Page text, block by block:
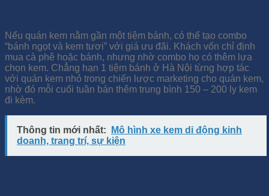
Nếu quán kem nằm gần một tiệm bánh, có thể tạo combo
“bánh ngọt và kem tươi” với giá ưu đãi. Khách vốn chỉ định
mua cà phê hoặc bánh, nhưng nhờ combo họ có thêm lựa
chọn kem. Chẳng hạn 1 tiệm bánh ở Hà Nội từng hợp tác
với quán kem nhỏ trong chiến lược marketing cho quán kem,
nhờ đó mỗi cuối tuần bán thêm trung bình 150 – 200 ly kem
đi kèm.
Thông tin mới nhất:
Mô hình xe kem di động kinh
doanh, trang trí, sự kiện